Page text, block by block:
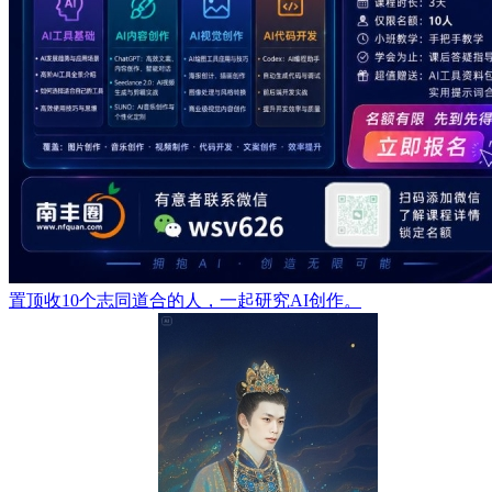
置顶收10个志同道合的人，一起研究AI创作。